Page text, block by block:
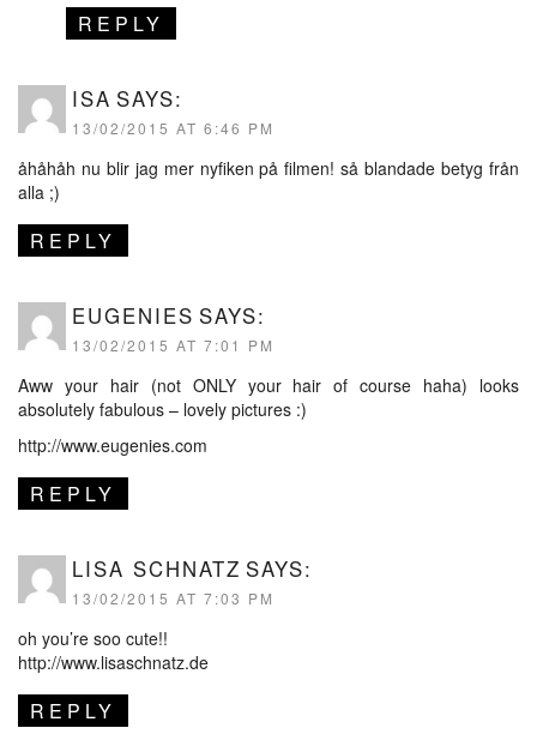
REPLY
ISA SAYS:
13/02/2015 AT 6:46 PM
åhåhåh nu blir jag mer nyfiken på filmen! så blandade betyg från
alla ;)
REPLY
EUGENIES SAYS:
13/02/2015 AT 7:01 PM
Aww your hair (not ONLY your hair of course haha) looks
absolutely fabulous – lovely pictures :)
http://www.eugenies.com
REPLY
LISA SCHNATZ SAYS:
13/02/2015 AT 7:03 PM
oh you’re soo cute!!
http://www.lisaschnatz.de
REPLY